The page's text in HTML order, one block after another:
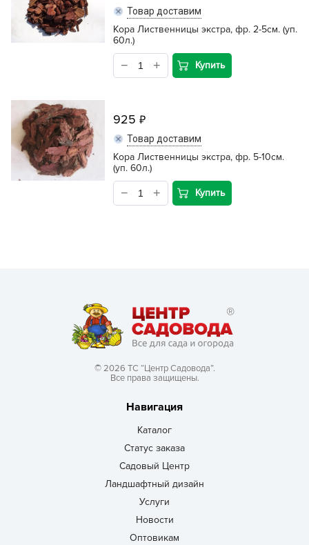
Товар доставим
Кора Лиственницы экстра, фр. 2-5см. (уп.
60л.)
Купить
925
Товар доставим
Кора Лиственницы экстра, фр. 5-10см.
(уп. 60л.)
Купить
© 2026 ТС “Центр Садовода”.
Все права защищены.
Навигация
Каталог
Статус заказа
Садовый Центр
Ландшафтный дизайн
Услуги
Новости
Оптовикам